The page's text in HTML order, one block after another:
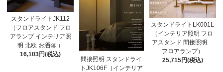
スタンドライトJK112
（フロアスタンド フロ
アランプ インテリア照
明 北欧 お洒落 ）
16,103円(税込)
間接照明 スタンドライ
トJK106F（インテリア
スタンドライトLK001L
（インテリア照明 フロ
アスタンド 間接照明
フロアランプ）
25,715円(税込)